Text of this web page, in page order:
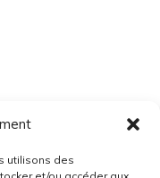
utilisons des